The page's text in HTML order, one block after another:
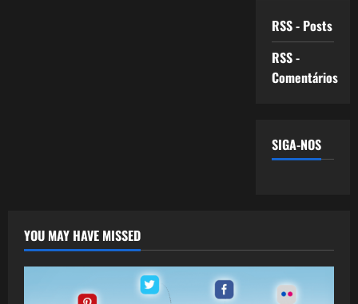
RSS - Posts
RSS -
Comentários
SIGA-NOS
YOU MAY HAVE MISSED